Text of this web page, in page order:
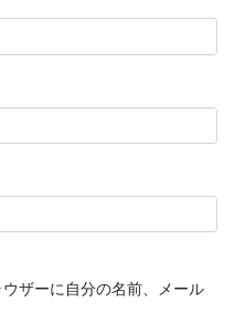
ザーに自分の名前、メール